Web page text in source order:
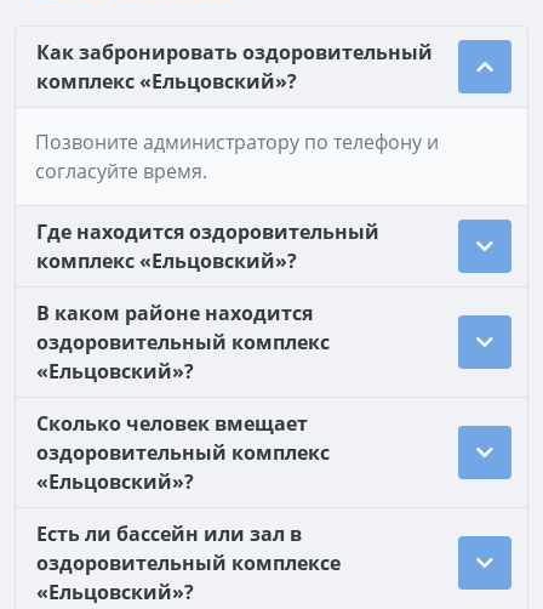
Как забронировать оздоровительный
комплекс «Ельцовский»?
Позвоните администратору по телефону и
согласуйте время.
Где находится оздоровительный
комплекс «Ельцовский»?
В каком районе находится
оздоровительный комплекс
«Ельцовский»?
Сколько человек вмещает
оздоровительный комплекс
«Ельцовский»?
Есть ли бассейн или зал в
оздоровительный комплексе
«Ельцовский»?